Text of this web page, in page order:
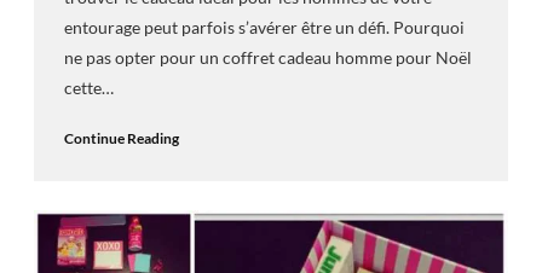
entourage peut parfois s’avérer être un défi. Pourquoi
ne pas opter pour un coffret cadeau homme pour Noël
cette…
Continue Reading